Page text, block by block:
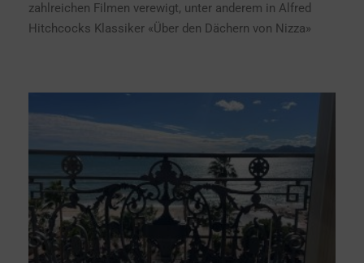
zahlreichen Filmen verewigt, unter anderem in Alfred
Hitchcocks Klassiker «Über den Dächern von Nizza»